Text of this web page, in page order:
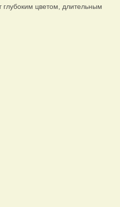
глубоким цветом, длительным